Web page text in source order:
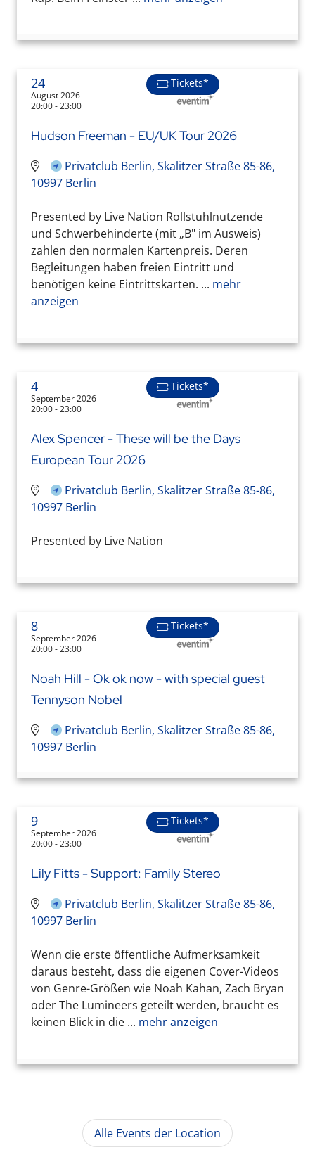
24
August 2026
20:00 - 23:00
Tickets*
Hudson Freeman - EU/UK Tour 2026
Privatclub Berlin, Skalitzer Straße 85-86,
10997 Berlin
Presented by Live Nation Rollstuhlnutzende
und Schwerbehinderte (mit „B" im Ausweis)
zahlen den normalen Kartenpreis. Deren
Begleitungen haben freien Eintritt und
benötigen keine Eintrittskarten. ... mehr
anzeigen
4
September 2026
20:00 - 23:00
Tickets*
Alex Spencer - These will be the Days
European Tour 2026
Privatclub Berlin, Skalitzer Straße 85-86,
10997 Berlin
Presented by Live Nation
8
September 2026
20:00 - 23:00
Tickets*
Noah Hill - Ok ok now - with special guest
Tennyson Nobel
Privatclub Berlin, Skalitzer Straße 85-86,
10997 Berlin
9
September 2026
20:00 - 23:00
Tickets*
Lily Fitts - Support: Family Stereo
Privatclub Berlin, Skalitzer Straße 85-86,
10997 Berlin
Wenn die erste öffentliche Aufmerksamkeit
daraus besteht, dass die eigenen Cover-Videos
von Genre-Größen wie Noah Kahan, Zach Bryan
oder The Lumineers geteilt werden, braucht es
keinen Blick in die ... mehr anzeigen
Alle Events der Location